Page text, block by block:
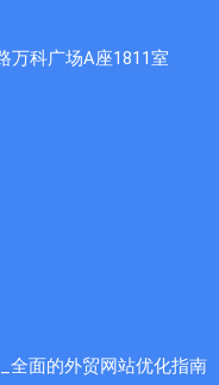
万科广场A座1811室
全面的外贸网站优化指南